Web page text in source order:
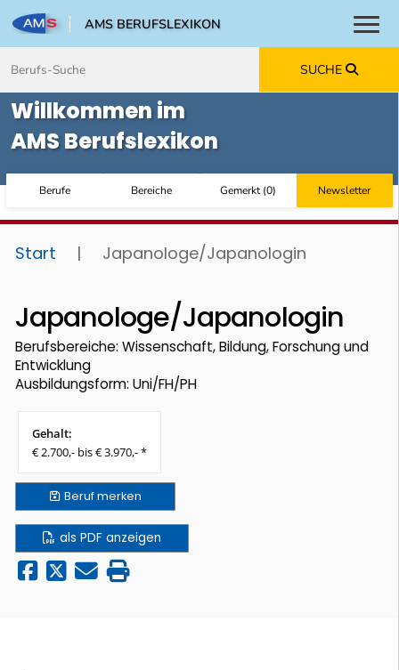
AMS BERUFSLEXIKON
SUCHE
Willkommen im
AMS Berufslexikon
Berufe Bereiche Gemerkt(0) Newsletter
Start | Japanologe/Japanologin
Japanologe/Japanologin
Berufsbereiche: Wissenschaft, Bildung, Forschung und
Entwicklung
Ausbildungsform: Uni/FH/PH
Gehalt:
€ 2.700,- bis € 3.970,- *
Berufmerken
als PDF anzeigen